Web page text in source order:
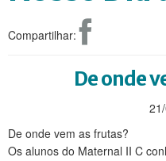
CURSOS
DIFERENCIAIS
MATRÍCULA
Compartilhar:
De onde
De onde vem as frutas?
Os alunos do Maternal II C